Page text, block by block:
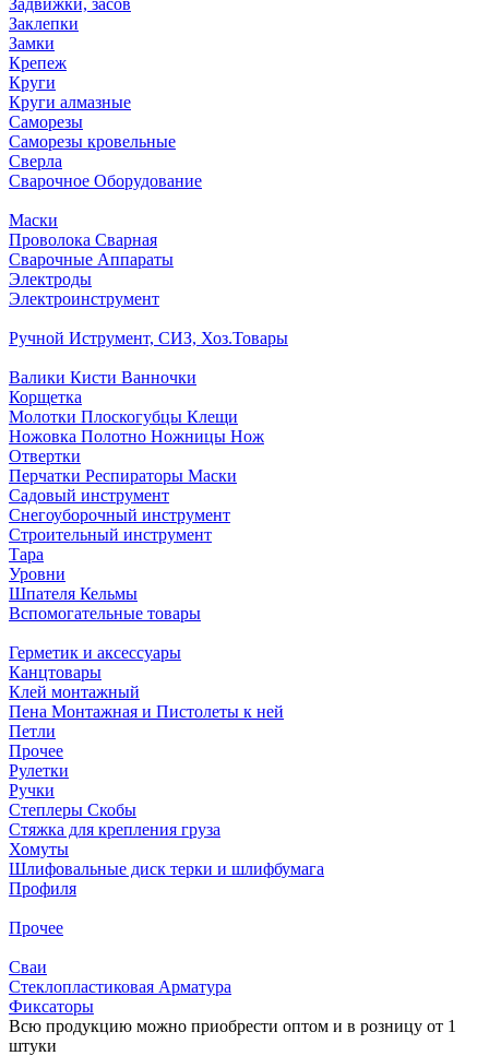
Заклепки
Замки
Крепеж
Круги
Круги алмазные
Саморезы
Саморезы кровельные
Сверла
Сварочное Оборудование
Маски
Проволока Сварная
Сварочные Аппараты
Электроды
Электроинструмент
Ручной Иструмент, СИЗ, Хоз.Товары
Валики Кисти Ванночки
Корщетка
Молотки Плоскогубцы Клещи
Ножовка Полотно Ножницы Нож
Отвертки
Перчатки Респираторы Маски
Садовый инструмент
Снегоуборочный инструмент
Строительный инструмент
Тара
Уровни
Шпателя Кельмы
Вспомогательные товары
Герметик и аксессуары
Канцтовары
Клей монтажный
Пена Монтажная и Пистолеты к ней
Петли
Прочее
Рулетки
Ручки
Степлеры Скобы
Стяжка для крепления груза
Хомуты
Шлифовальные диск терки и шлифбумага
Профиля
Прочее
Сваи
Стеклопластиковая Арматура
Фиксаторы
Всю продукцию можно приобрести оптом и в розницу от 1
штуки